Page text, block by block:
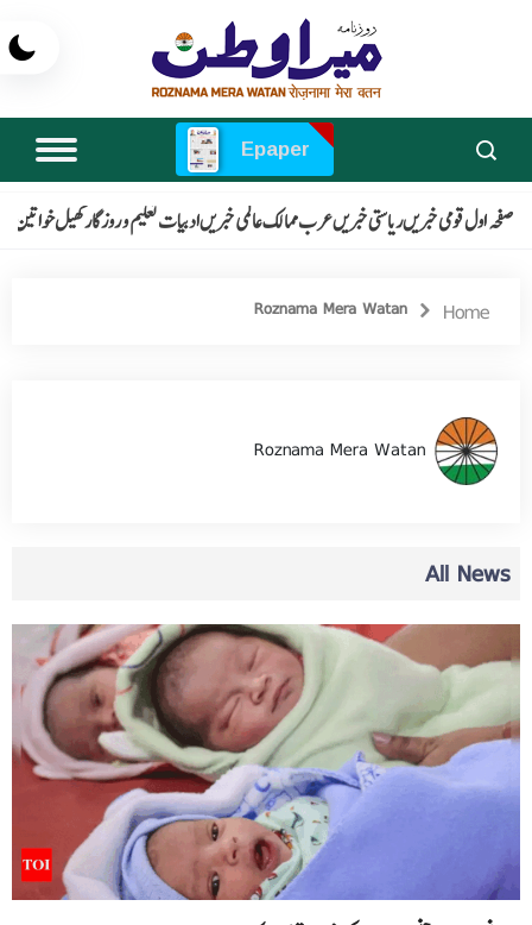
Epaper
صفحہ اولقومی خبریںریاستی خبریںعرب ممالکعالمی خبریںادبیاتتعلیم و روزگارکھیلخواتین
Home
Roznama Mera Watan
Roznama Mera Watan
All News